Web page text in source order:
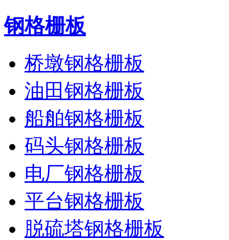
钢格栅板
桥墩钢格栅板
油田钢格栅板
船舶钢格栅板
码头钢格栅板
电厂钢格栅板
平台钢格栅板
脱硫塔钢格栅板